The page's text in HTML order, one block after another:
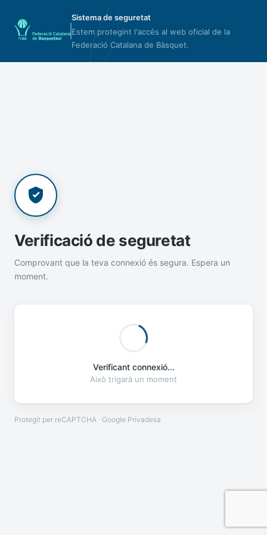
Sistema de seguretat
Estem protegint l'accés al web oficial de la
Federació Catalana de Bàsquet.
Verificació de seguretat
Comprovant que la teva connexió és segura. Espera un
moment.
Verificant connexió...
Això trigarà un moment
Protegit per reCAPTCHA · Google Privadesa